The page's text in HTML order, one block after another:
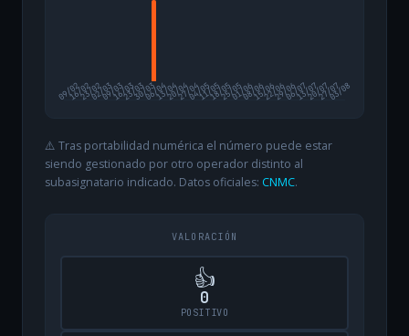
09/02
16/0223/0202/0309/0316/0323/0330/0306/0413/0420/0427/0404/0511/0518/0525/0501/0608/0615/0622/0629/0606/0713/0720/0727/07
03/08
⚠️ Tras portabilidad numérica el número puede estar
siendo gestionado por otro operador distinto al
subasignatario indicado. Datos oficiales: CNMC.
VALORACIÓN
👍
0
POSITIVO